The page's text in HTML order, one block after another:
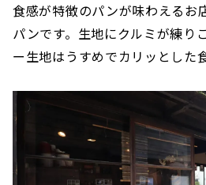
食感が特徴のパンが味わえるお
パンです。生地にクルミが練り
ー生地はうすめでカリッとした